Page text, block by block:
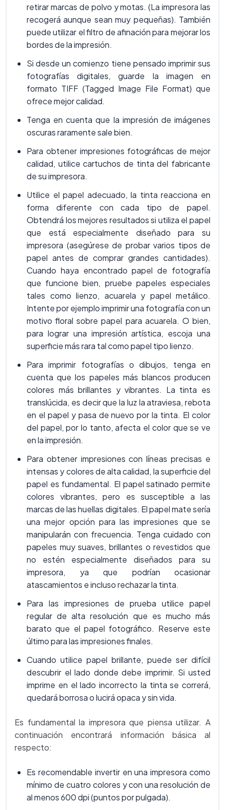
retirar marcas de polvo y motas. (La impresora las
recogerá aunque sean muy pequeñas). También
puede utilizar el filtro de afinación para mejorar los
bordes de la impresión.
Si desde un comienzo tiene pensado imprimir sus
fotografías digitales, guarde la imagen en
formato TIFF (Tagged Image File Format) que
ofrece mejor calidad.
Tenga en cuenta que la impresión de imágenes
oscuras raramente sale bien.
Para obtener impresiones fotográficas de mejor
calidad, utilice cartuchos de tinta del fabricante
de su impresora.
Utilice el papel adecuado, la tinta reacciona en
forma diferente con cada tipo de papel.
Obtendrá los mejores resultados si utiliza el papel
que está especialmente diseñado para su
impresora (asegúrese de probar varios tipos de
papel antes de comprar grandes cantidades).
Cuando haya encontrado papel de fotografía
que funcione bien, pruebe papeles especiales
tales como lienzo, acuarela y papel metálico.
Intente por ejemplo imprimir una fotografía con un
motivo floral sobre papel para acuarela. O bien,
para lograr una impresión artística, escoja una
superficie más rara tal como papel tipo lienzo.
Para imprimir fotografías o dibujos, tenga en
cuenta que los papeles más blancos producen
colores más brillantes y vibrantes. La tinta es
translúcida, es decir que la luz la atraviesa, rebota
en el papel y pasa de nuevo por la tinta. El color
del papel, por lo tanto, afecta el color que se ve
en la impresión.
Para obtener impresiones con líneas precisas e
intensas y colores de alta calidad, la superficie del
papel es fundamental. El papel satinado permite
colores vibrantes, pero es susceptible a las
marcas de las huellas digitales. El papel mate sería
una mejor opción para las impresiones que se
manipularán con frecuencia. Tenga cuidado con
papeles muy suaves, brillantes o revestidos que
no estén especialmente diseñados para su
impresora, ya que podrían ocasionar
atascamientos e incluso rechazar la tinta.
Para las impresiones de prueba utilice papel
regular de alta resolución que es mucho más
barato que el papel fotográfico. Reserve este
último para las impresiones finales.
Cuando utilice papel brillante, puede ser difícil
descubrir el lado donde debe imprimir. Si usted
imprime en el lado incorrecto la tinta se correrá,
quedará borrosa o lucirá opaca y sin vida.
Es fundamental la impresora que piensa utilizar. A
continuación encontrará información básica al
respecto:
Es recomendable invertir en una impresora como
mínimo de cuatro colores y con una resolución de
al menos 600 dpi (puntos por pulgada).